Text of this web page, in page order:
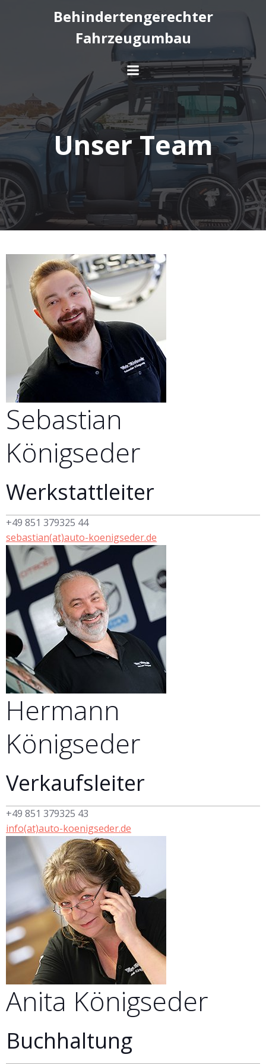
Behindertengerechter
Fahrzeugumbau
Unser Team
Sebastian
Königseder
Werkstattleiter
+49 851 379325 44
sebastian(at)auto-koenigseder.de
Hermann
Königseder
Verkaufsleiter
+49 851 379325 43
info(at)auto-koenigseder.de
Anita Königseder
Buchhaltung